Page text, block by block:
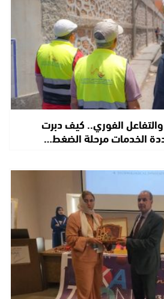
الفوري.. كيف دبرت
الخدمات مرحلة الضغط…